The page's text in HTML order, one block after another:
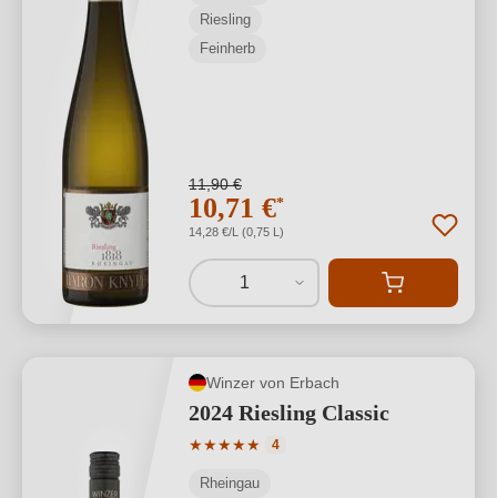
Riesling
Feinherb
11,90 €
10,71 €*
14,28 €/L (0,75 L)
1
Winzer von Erbach
2024 Riesling Classic
★★★★★
Durchschnittliche Bewertung von 5
4
Rheingau